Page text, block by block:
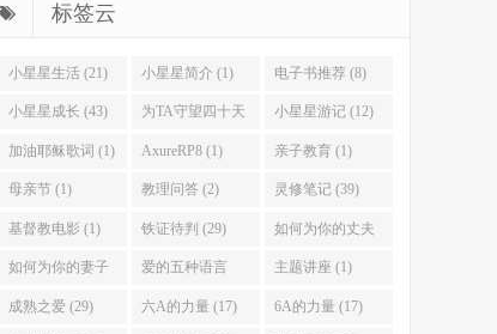
标签云
小星星生活 (21) 小星星简介 (1) 电子书推荐 (8)
小星星成长 (43) 为TA守望四十天
(46)
小星星游记 (12)
加油耶稣歌词 (1) AxureRP8 (1) 亲子教育 (1)
母亲节 (1) 教理问答 (2) 灵修笔记 (39)
基督教电影 (1) 铁证待判 (29) 如何为你的丈夫
祷告 (33)
如何为你的妻子
祷告 (22)
爱的五种语言
(55)
主题讲座 (1)
成熟之爱 (29) 六A的力量 (17) 6A的力量 (17)